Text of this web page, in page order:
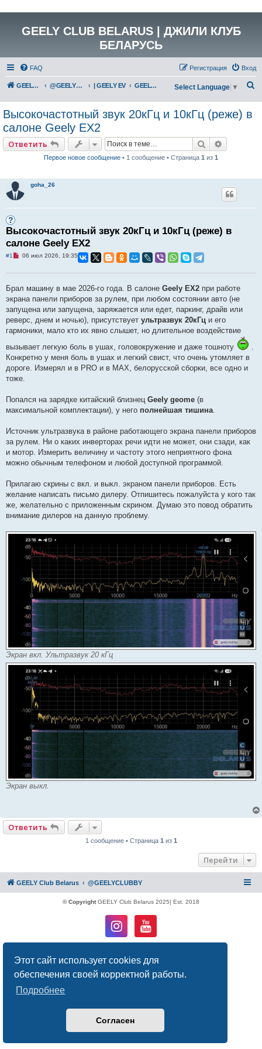
Этот сайт использует cookies для
обеспечения своей корректной работы.
Подробнее
Согласен
GEELY CLUB BELARUS | ДЖИЛИ КЛУБ
БЕЛАРУСЬ
FAQ Вход
Регистрация
GEELY Club Belarus @GEELYCLUBBY | GEELY EV GEELY EX2 (E22H) Select Language ▼
Высокочастотный звук 20кГц и 10кГц (реже) в
салоне Geely EX2
Ответить Поиск
Первое новое сообщение • 1 сообщение • Страница 1 из 1
goha_26
Высокочастотный звук 20кГц и 10кГц (реже) в
салоне Geely EX2
#1
Н
ч
и
а
н
н
о
с
о
б
е
е
06 июл 2026, 19:35
Брал машину в мае 2026-го года. В салоне Geely EX2 при работе
экрана панели приборов за рулем, при любом состоянии авто (не
запущена или запущена, заряжается или едет, паркинг, драйв или
реверс, днем и ночью), присутствует ультразвук 20кГц и его
гармоники, мало кто их явно слышет, но длительное воздействие
вызывает легкую боль в ушах, головокружение и даже тошноту
Конкретно у меня боль в ушах и легкий свист, что очень утомляет в
дороге. Измерял и в PRO и в MAX, белорусской сборки, все одно и
тоже.
Попался на зарядке китайский близнец Geely geome (в
максимальной комплектации), у него полнейшая тишина
Источник ультразвука в районе работающего экрана панели приборов
за рулем. Ни о каких инверторах речи идти не может, они сзади, как
и мотор. Измерить величину и частоту этого неприятного фона
можно обычным телефоном и любой доступной программой.
Прилагаю скрины с вкл. и выкл. экраном панели приборов. Есть
желание написать письмо дилеру. Отпишитесь пожалуйста у кого так
же, желательно с приложенным скрином. Думаю это повод обратить
внимание дилеров на данную проблему.
Экран вкл. Ультразвук 20 кГц
Экран выкл.
Ответить
1 сообщение • Страница 1 из 1
Перейти
GEELY Club Belarus @GEELYCLUBBY
© CopyrightGEELY Club Belarus 2025| Est. 2018
Русская поддержка phpBB
Конфиденциальность |